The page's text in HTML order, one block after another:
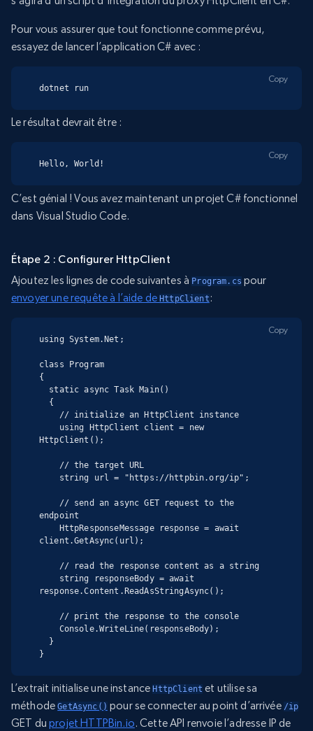
Pour vous assurer que tout fonctionne comme prévu,
essayez de lancer l’application C# avec :
dotnet run
Copy
Le résultat devrait être :
Hello, World!
Copy
C’est génial ! Vous avez maintenant un projet C# fonctionnel
dans Visual Studio Code.
Étape 2 : Configurer HttpClient
Ajoutez les lignes de code suivantes à Program.cs pour
envoyer une requête à l’aide deHttpClient:
using System.Net;
class Program
{
HttpClient();
endpoint
client.GetAsync(url);
response.Content.ReadAsStringAsync();
}
Copy
L’extrait initialise une instanceHttpClient et utilise sa
méthodeGetAsync() pour se connecter au point d’arrivée /ip
GET duprojet HTTPBin.io. Cette API renvoie l’adresse IP de